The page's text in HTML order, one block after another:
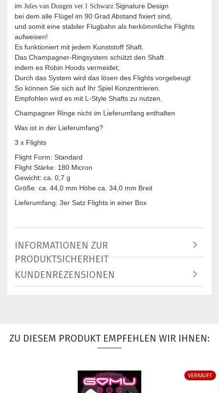
im Jules van Dongen ver.1 Schwarz Signature Design
bei dem alle Flügel im 90 Grad Abstand fixiert sind,
und somit eine stabiler Flugbahn als herkömmliche Flights
aufweisen!
Es funktioniert mit jedem Kunststoff Shaft.
Das Champagner-Ringsystem schützt den Shaft.
indem es Robin Hoods vermeidet,
Durch das System wird das lösen des Flights vorgebeugt
So können Sie sich auf Ihr Spiel Konzentrieren.
Empfohlen wird es mit L-Style Shafts zu nutzen.
Champagner Ringe nicht im Lieferumfang enthalten
Was ist in der Lieferumfang?
3 x Flights
Flight Form: Standard
Flight Stärke: 180 Micron
Gewicht: ca. 0,7 g
Größe: ca. 44,0 mm Höhe ca. 34,0 mm Breit
Lieferumfang: 3er Satz Flights in einer Box
INFORMATIONEN ZUR
PRODUKTSICHERHEIT
KUNDENREZENSIONEN
ZU DIESEM PRODUKT EMPFEHLEN WIR IHNEN:
VERKAUFT